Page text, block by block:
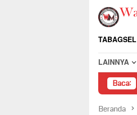
Loncat
konten
TABAGSEL
LAINNYA
Baca:
Beranda